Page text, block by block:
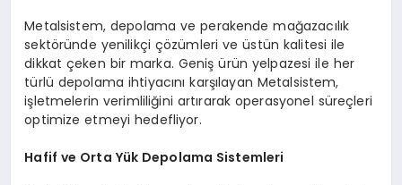
Metalsistem, depolama ve perakende mağazacılık
sektöründe yenilikçi çözümleri ve üstün kalitesi ile
dikkat çeken bir marka. Geniş ürün yelpazesi ile her
türlü depolama ihtiyacını karşılayan Metalsistem,
işletmelerin verimliliğini artırarak operasyonel süreçleri
optimize etmeyi hedefliyor.
Hafif ve Orta Yük Depolama Sistemleri